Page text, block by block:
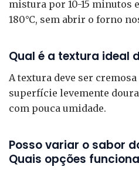
mistura por 10-15 minutos
180°C, sem abrir o forno
Qual é a textura ideal
A textura deve ser
superfície levemente
com pouca umidade.
Posso variar o sabor
Quais opções